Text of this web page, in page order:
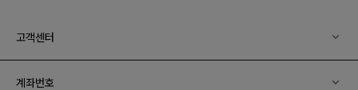
고객센터
계좌번호